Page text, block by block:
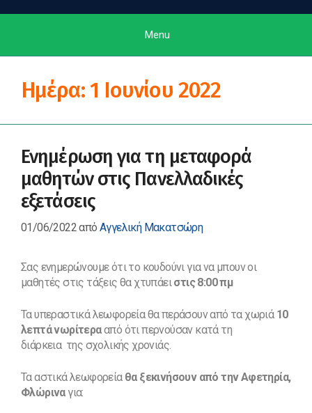
Menu
Ημέρα:1 Ιουνίου 2022
Ενημέρωση για τη μεταφορά
μαθητών στις Πανελλαδικές
εξετάσεις
01/06/2022απόΑγγελική Μακατσώρη
Σας ενημερώνουμε ότι το κουδούνι για να μπουν οι
μαθητές στις τάξεις θα χτυπάειστις 8:00 πμ
Τα υπεραστικά λεωφορεία θα περάσουν από τα χωριά 10
λεπτά νωρίτερααπό ότι περνούσαν κατά τη
διάρκεια της σχολικής χρονιάς.
Τα αστικά λεωφορεία θα ξεκινήσουν από την Αφετηρία,
Φλώριναγια: